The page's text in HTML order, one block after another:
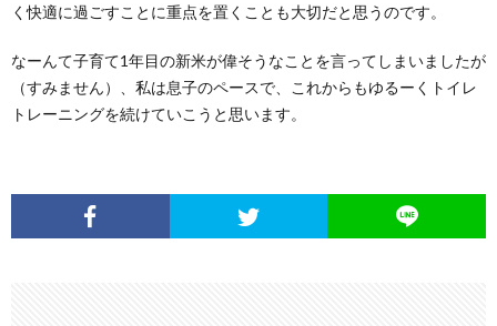
く快適に過ごすことに重点を置くことも大切だと思うのです。
なーんて子育て1年目の新米が偉そうなことを言ってしまいましたが
（すみません）、私は息子のペースで、これからもゆるーくトイレ
トレーニングを続けていこうと思います。